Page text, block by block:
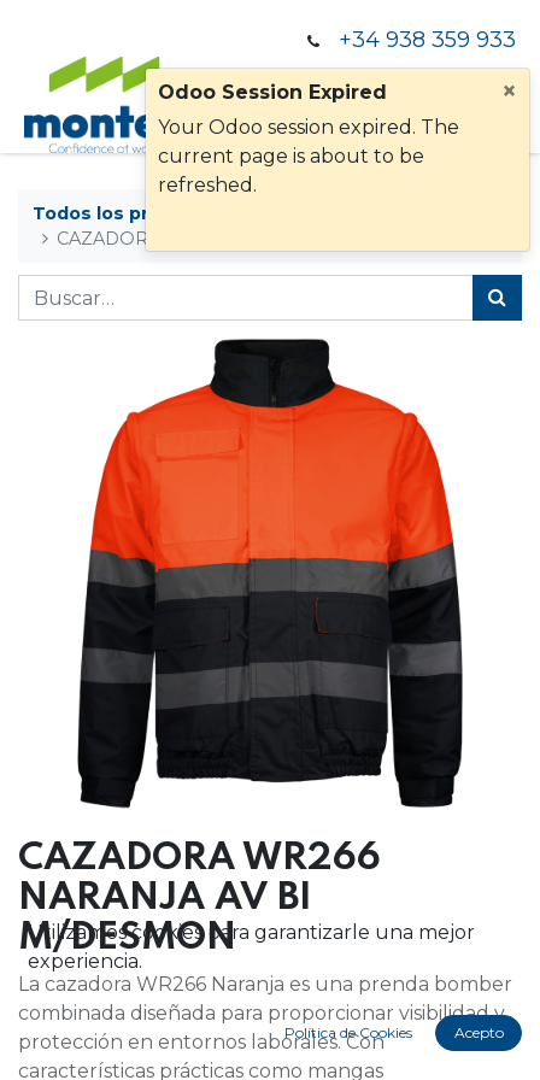
+34 938 359 933
Todos los productos
CAZADORA WR266 NARANJA AV BI M/DESMON
CAZADORA WR266
NARANJA AV BI
M/DESMON
La cazadora WR266 Naranja es una prenda bomber
combinada diseñada para proporcionar visibilidad y
protección en entornos laborales. Con
características prácticas como mangas
Utilizamos cookies para garantizarle una mejor
experiencia.
Política de Cookies Acepto
×
Odoo Session Expired
Your Odoo session expired. The
current page is about to be
refreshed.